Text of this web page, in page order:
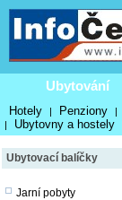
Ubytování
Hotely | Penziony |
| Ubytovny a hostely
Ubytovací balíčky
Jarní pobyty